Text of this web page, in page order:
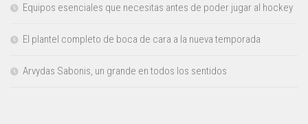
Equipos esenciales que necesitas antes de poder jugar al hockey
El plantel completo de boca de cara a la nueva temporada
Arvydas Sabonis, un grande en todos los sentidos